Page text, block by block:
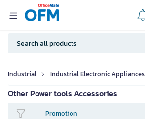
Industrial Industrial Electronic Appliances
Other Power tools Accessories
Promotion